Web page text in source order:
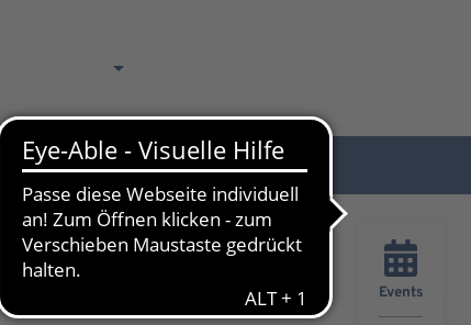
AKTUELLES & KONTAKT
Events